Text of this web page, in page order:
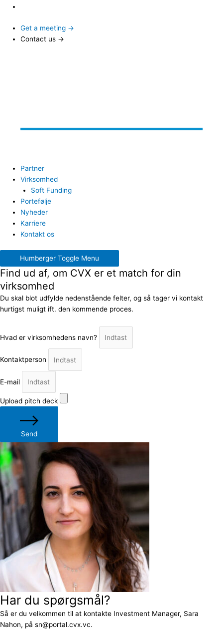
Get a meeting →
Contact us →
Partner
Virksomhed
Soft Funding
Portefølje
Nyheder
Karriere
Kontakt os
Humberger Toggle Menu
Find ud af, om CVX er et match for din
virksomhed
Du skal blot udfylde nedenstående felter, og så tager vi kontakt
hurtigst muligt ift. den kommende proces.
Hvad er virksomhedens navn?
Kontaktperson
E-mail
Upload pitch deck
Send
Har du spørgsmål?
Så er du velkommen til at kontakte Investment Manager, Sara
Nahon, på sn@portal.cvx.vc.